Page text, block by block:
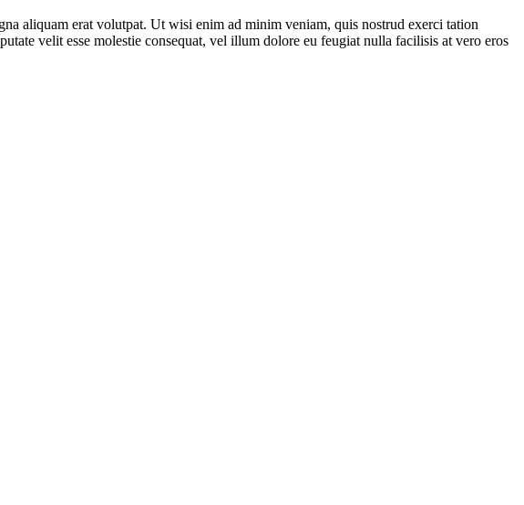
aliquam erat volutpat. Ut wisi enim ad minim veniam, quis nostrud exerci tation
velit esse molestie consequat, vel illum dolore eu feugiat nulla facilisis at vero eros